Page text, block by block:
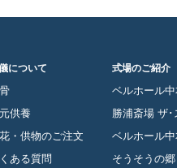
について
供養
・供物のご注文
ある質問
式場のご紹介
ベルホール
勝浦斎場 ザ
ベルホール
そうそうの